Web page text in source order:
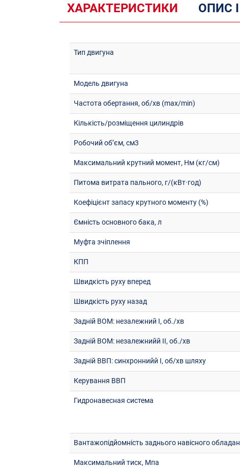
ХАРАКТЕРИСТИКИ ОПИС
Тип двигуна
Модель двигуна
Частота обертання, об/хв (max/min)
Кількість/розміщення цилиндрів
Робочий об’єм, см3
Максимальний крутний момент, Нм (кг/см)
Питома витрата пального, г/(кВт·год)
Коефіцієнт запасу крутного моменту (%)
Ємність основного бака, л
Муфта зчіплення
КПП
Швидкість руху вперед
Швидкість руху назад
Задній ВОМ: незалежний I, об./хв
Задній ВОМ: незалежнийй II, об./хв
Задній ВВП: синхроннийй I, об/хв шляху
Керування ВВП
Гидронавесная система
Вантажопідйомність заднього навісного
Максимальний тиск, Мпа